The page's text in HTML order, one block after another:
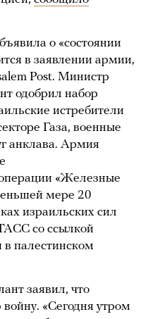
о «состоянии
в заявлении армии,
Post. Министр
одобрил набор
истребители
Газа, военные
анклава. Армия
«Железные
мере 20
израильских сил
со ссылкой
в палестинском
заявил, что
«Сегодня утром